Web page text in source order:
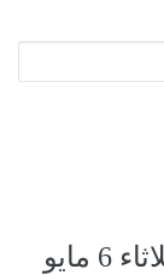
حالة الطقس المتوقعة اليوم الثلاثاء 6 مايو